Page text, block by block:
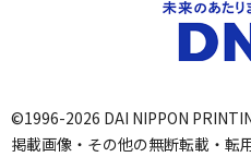
©1996-2026 DAI NIPPON
掲載画像・その他の無断転載・転